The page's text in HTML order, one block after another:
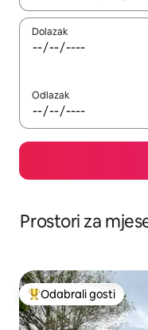
Dolazak
Odlazak
Prostori za
Među najviše
Odabrali gosti